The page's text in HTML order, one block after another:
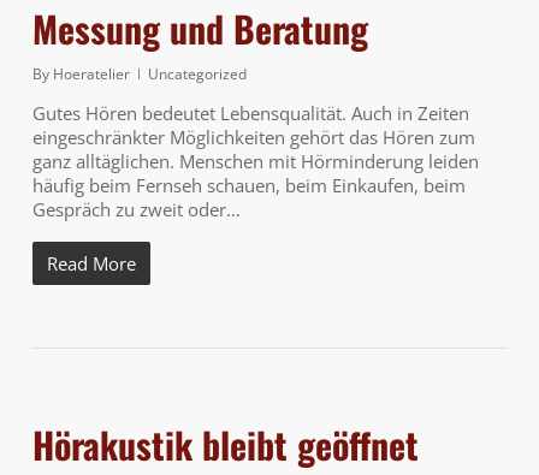
Messung und Beratung
By Hoeratelier Uncategorized
Gutes Hören bedeutet Lebensqualität. Auch in Zeiten
eingeschränkter Möglichkeiten gehört das Hören zum
ganz alltäglichen. Menschen mit Hörminderung leiden
häufig beim Fernseh schauen, beim Einkaufen, beim
Gespräch zu zweit oder…
Read More
Hörakustik bleibt geöffnet